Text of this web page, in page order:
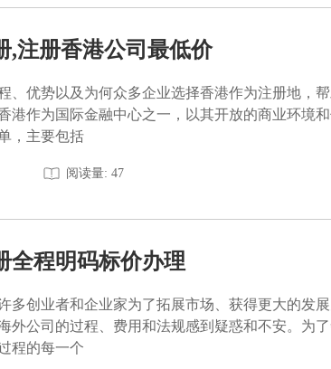
,注册香港公司最低价
、优势以及为何众多企业选择香港作为注册地，
港作为国际金融中心之一，以其开放的商业环境
，主要包括
阅读量: 47
全程明码标价办理
多创业者和企业家为了拓展市场、获得更大的发
外公司的过程、费用和法规感到疑惑和不安。为
程的每一个